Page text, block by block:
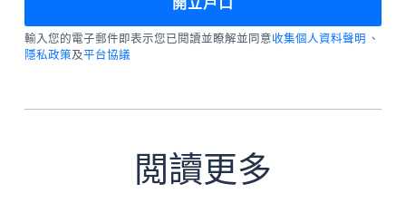
輸入您的電子郵件即表示您已閱讀並瞭解並同意收集個人資料聲明 、
隱私政策及平台協議
閲讀更多